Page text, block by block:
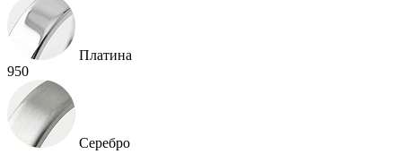
Платина
950
Серебро